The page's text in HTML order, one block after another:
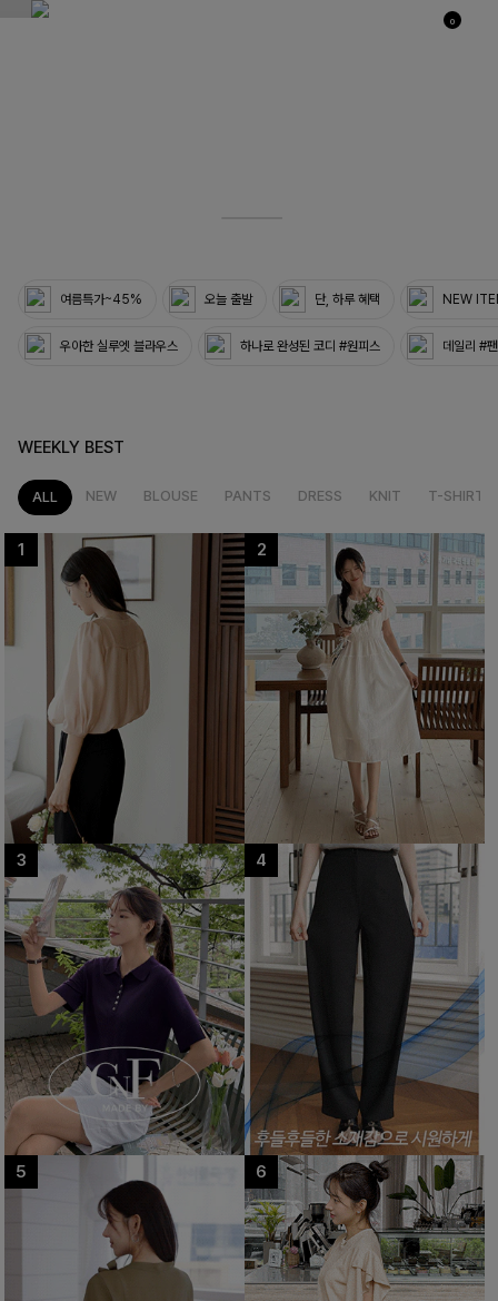
0
여름특가~45% 오늘 출발 단, 하루 혜택 NEW
우아한 실루엣 블라우스 하나로 완성된 코디 #원피스 데일리 #
WEEKLY BEST
ALL NEW BLOUSE PANTS DRESS KNIT T-SHIRT